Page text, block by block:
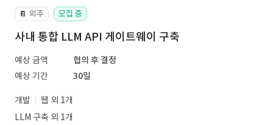
📔 외주 모집 중
사내 통합 LLM API 게이트웨이 구축
예상 금액
협의 후 결정
예상 기간
30일
개발
웹 외 1개
LLM 구축 외 1개